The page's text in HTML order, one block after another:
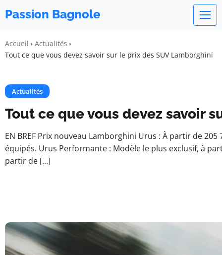
Passion Bagnole
Accueil
Actualités
Tout ce que vous devez savoir sur le prix des SUV Lamborghini
Actualités
Tout ce que vous devez savoir
EN BREF Prix nouveau Lamborghini Urus : À partir de
équipés. Urus Performante : Modèle le plus exclusif, à
partir de […]